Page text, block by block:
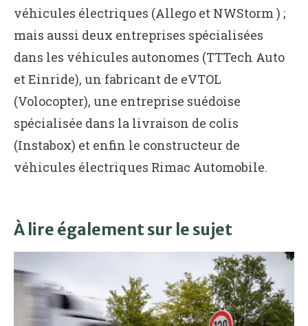
véhicules électriques (Allego et NWStorm ) ;
mais aussi deux entreprises spécialisées
dans les véhicules autonomes (TTTech Auto
et Einride), un fabricant de eVTOL
(Volocopter), une entreprise suédoise
spécialisée dans la livraison de colis
(Instabox) et enfin le constructeur de
véhicules électriques Rimac Automobile.
À lire également sur le sujet